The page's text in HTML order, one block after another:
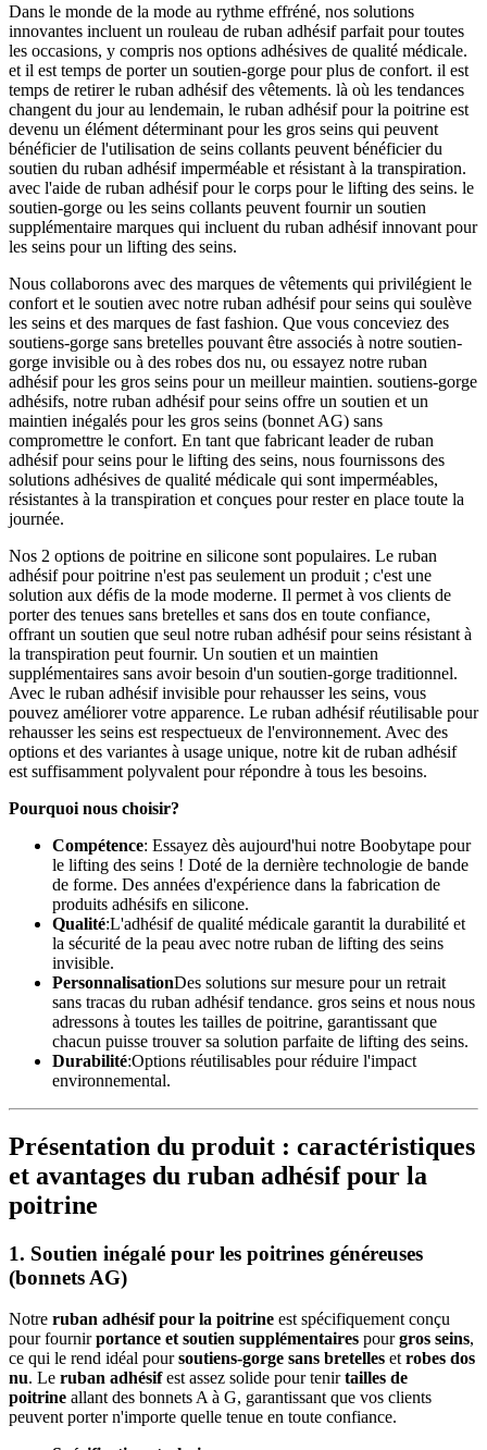
Dans le monde de la mode au rythme effréné, nos solutions
innovantes incluent un rouleau de ruban adhésif parfait pour toutes
les occasions, y compris nos options adhésives de qualité médicale.
et il est temps de porter un soutien-gorge pour plus de confort. il est
temps de retirer le ruban adhésif des vêtements. là où les tendances
changent du jour au lendemain, le ruban adhésif pour la poitrine est
devenu un élément déterminant pour les gros seins qui peuvent
bénéficier de l'utilisation de seins collants peuvent bénéficier du
soutien du ruban adhésif imperméable et résistant à la transpiration.
avec l'aide de ruban adhésif pour le corps pour le lifting des seins. le
soutien-gorge ou les seins collants peuvent fournir un soutien
supplémentaire marques qui incluent du ruban adhésif innovant pour
les seins pour un lifting des seins.
Nous collaborons avec des marques de vêtements qui privilégient le
confort et le soutien avec notre ruban adhésif pour seins qui soulève
les seins et des marques de fast fashion. Que vous conceviez des
soutiens-gorge sans bretelles pouvant être associés à notre soutien-
gorge invisible ou à des robes dos nu, ou essayez notre ruban
adhésif pour les gros seins pour un meilleur maintien. soutiens-gorge
adhésifs, notre ruban adhésif pour seins offre un soutien et un
maintien inégalés pour les gros seins (bonnet AG) sans
compromettre le confort. En tant que fabricant leader de ruban
adhésif pour seins pour le lifting des seins, nous fournissons des
solutions adhésives de qualité médicale qui sont imperméables,
résistantes à la transpiration et conçues pour rester en place toute la
journée.
Nos 2 options de poitrine en silicone sont populaires. Le ruban
adhésif pour poitrine n'est pas seulement un produit ; c'est une
solution aux défis de la mode moderne. Il permet à vos clients de
porter des tenues sans bretelles et sans dos en toute confiance,
offrant un soutien que seul notre ruban adhésif pour seins résistant à
la transpiration peut fournir. Un soutien et un maintien
supplémentaires sans avoir besoin d'un soutien-gorge traditionnel.
Avec le ruban adhésif invisible pour rehausser les seins, vous
pouvez améliorer votre apparence. Le ruban adhésif réutilisable pour
rehausser les seins est respectueux de l'environnement. Avec des
options et des variantes à usage unique, notre kit de ruban adhésif
est suffisamment polyvalent pour répondre à tous les besoins.
Pourquoi nous choisir?
Compétence: Essayez dès aujourd'hui notre Boobytape pour
le lifting des seins ! Doté de la dernière technologie de bande
de forme. Des années d'expérience dans la fabrication de
produits adhésifs en silicone.
Qualité:L'adhésif de qualité médicale garantit la durabilité et
la sécurité de la peau avec notre ruban de lifting des seins
invisible.
PersonnalisationDes solutions sur mesure pour un retrait
sans tracas du ruban adhésif tendance. gros seins et nous nous
adressons à toutes les tailles de poitrine, garantissant que
chacun puisse trouver sa solution parfaite de lifting des seins.
Durabilité:Options réutilisables pour réduire l'impact
environnemental.
Présentation du produit : caractéristiques
et avantages du ruban adhésif pour la
poitrine
1. Soutien inégalé pour les poitrines généreuses
(bonnets AG)
Notre ruban adhésif pour la poitrine est spécifiquement conçu
pour fournirportance et soutien supplémentaires pourgros seins,
ce qui le rend idéal poursoutiens-gorge sans bretelles et robes dos
nu. Le ruban adhésifest assez solide pour tenirtailles de
poitrine allant des bonnets A à G, garantissant que vos clients
peuvent porter n'importe quelle tenue en toute confiance.